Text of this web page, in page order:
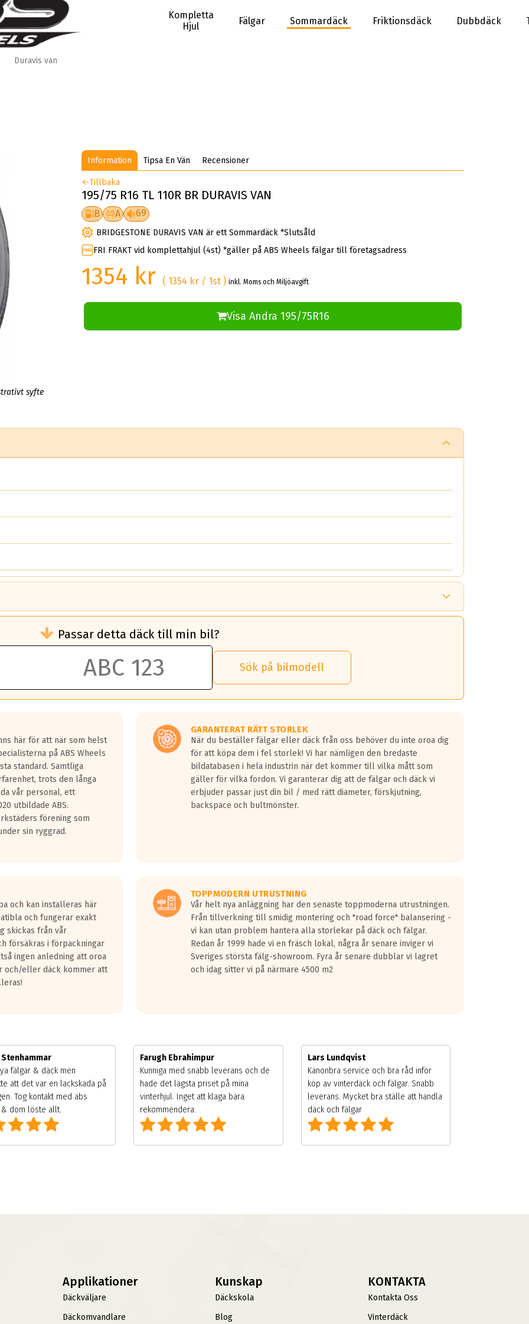
Kompletta
Hjul
Fälgar Sommardäck Friktionsdäck Dubbdäck
Duravis van
syfte
Information Tipsa En Vän Recensioner
Tillbaka
195/75 R16 TL 110R BR DURAVIS VAN
B A 69
BRIDGESTONE DURAVIS VAN är ett Sommardäck *Slutsåld
FRI FRAKT vid komplettahjul (4st) *gäller på ABS Wheels fälgar till företagsadress
1354 kr ( 1354 kr / 1st )inkl. Moms och Miljöavgift
Visa Andra 195/75R16
än ett klass G däck.
50 liter bränsle med ett klass A däck gentemot ett klass G däck.
vilken rutt du kör, samt vilken körstil du använder.
lastbilar.
på en väg där det ligger 0.5-1.5 mm vatten.
fyra billängder( ca 18meter) mellan däck med betyg A gentemot
överträffa motorljudet.
ett däck med vågar. Hög bullernivå markeras med svarta vågor
kraven som finns i dagsläget, men är inte längre tillåtna enligt nya
Passar detta däck till min bil?
Sök på bilmodell
här för att när som helst
på ABS Wheels
standard. Samtliga
trots den långa
vår personal, ett
utbildade ABS.
förening som
sin ryggrad.
GARANTERAT RÄTT STORLEK
När du beställer fälgar eller däck från oss behöver du inte oroa dig
för att köpa dem i fel storlek! Vi har nämligen den bredaste
bildatabasen i hela industrin när det kommer till vilka mått som
gäller för vilka fordon. Vi garanterar dig att de fälgar och däck vi
erbjuder passar just din bil / med rätt diameter, förskjutning,
backspace och bultmönster.
och kan installeras här
och fungerar exakt
skickas från vår
försäkras i förpackningar
ingen anledning att oroa
och/eller däck kommer att
TOPPMODERN UTRUSTNING
Vår helt nya anläggning har den senaste toppmoderna utrustningen.
Från tillverkning till smidig montering och "road force" balansering -
vi kan utan problem hantera alla storlekar på däck och fälgar.
Redan år 1999 hade vi en fräsch lokal, några år senare inviger vi
Sveriges största fälg-showroom. Fyra år senare dubblar vi lagret
och idag sitter vi på närmare 4500 m2
Stenhammar
fälgar & däck men
att det var en lackskada på
Tog kontakt med abs
dom löste allt.
Farugh Ebrahimpur
Kunniga med snabb leverans och de
hade det lägsta priset på mina
vinterhjul. Inget att klaga bara
rekommendera.
Lars Lundqvist
Kanonbra service och bra råd inför
köp av vinterdäck och fälgar. Snabb
leverans. Mycket bra ställe att handla
däck och fälgar
Applikationer
Däckväljare
Däckomvandlare
Kunskap
Däckskola
Blog
KONTAKTA
Kontakta Oss
Vinterdäck